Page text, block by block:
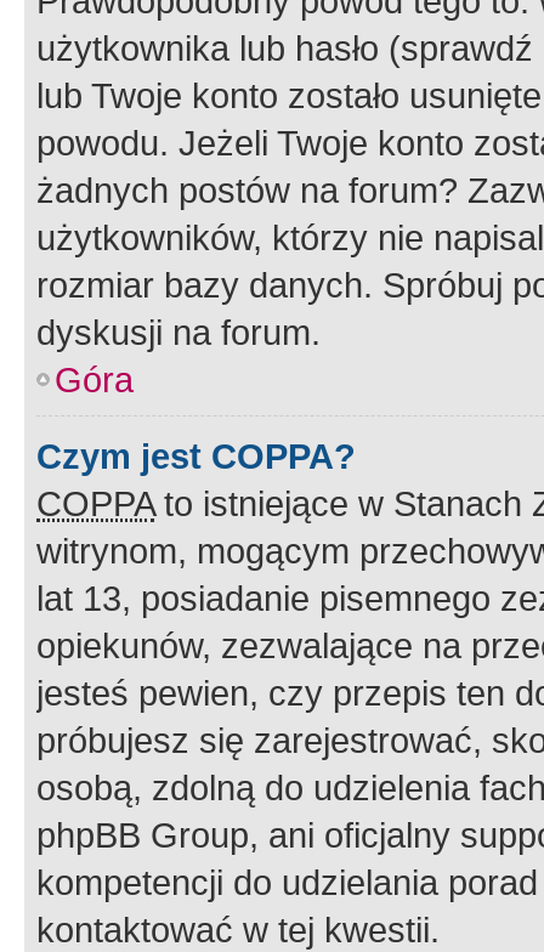
użytkownika lub hasło
lub Twoje konto zostało
powodu. Jeżeli Twoje konto
żadnych postów na forum?
użytkowników, którzy nie
rozmiar bazy danych. Spróbuj
dyskusji na forum.
Góra
Czym jest COPPA?
COPPAto istniejące w Stanach
witrynom, mogącym
lat 13, posiadanie pisemnego
opiekunów, zezwalające na
jesteś pewien, czy przepis ten
próbujesz się zarejestrować,
osobą, zdolną do udzielenia
phpBB Group, ani oficjalny
kompetencji do udzielania
kontaktować w tej kwestii.